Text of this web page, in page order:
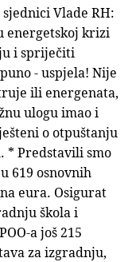
Vlade RH:
energetskoj krizi
i spriječiti
- uspjela! Nije
ili energenata,
ulogu imao i
o otpuštanju
* Predstavili smo
619 osnovnih
eura. Osigurat
škola i
a još 215
za izgradnju,